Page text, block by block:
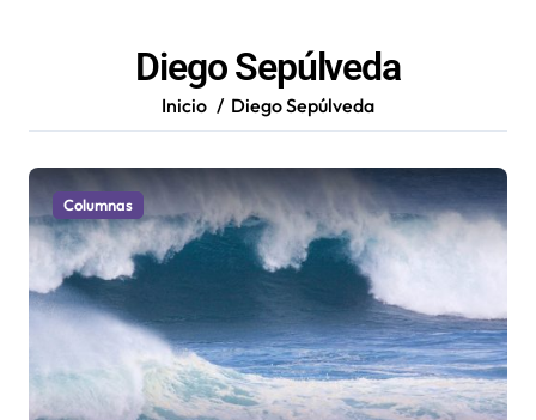
Diego Sepúlveda
Inicio Diego Sepúlveda
Columnas